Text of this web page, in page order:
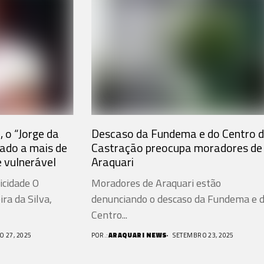
“Jorge da
a mais de
vulnerável
O
da Silva,
27, 2025
Descaso da Fundema e do Centro
Castração preocupa moradores de
Araquari
Moradores de Araquari estão
denunciando o descaso da Fundema e
Centro...
POR.:ARAQUARI NEWS SETEMBRO 23, 2025